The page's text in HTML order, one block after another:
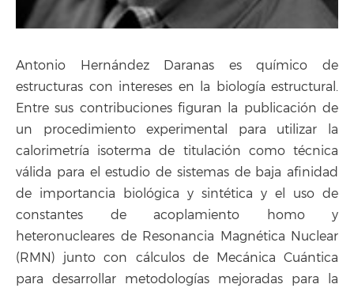
Antonio Hernández Daranas es químico de
estructuras con intereses en la biología estructural.
Entre sus contribuciones figuran la publicación de
un procedimiento experimental para utilizar la
calorimetría isoterma de titulación como técnica
válida para el estudio de sistemas de baja afinidad
de importancia biológica y sintética y el uso de
constantes de acoplamiento homo y
heteronucleares de Resonancia Magnética Nuclear
(RMN) junto con cálculos de Mecánica Cuántica
para desarrollar metodologías mejoradas para la